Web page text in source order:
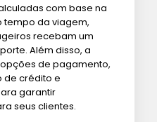
com base na
tempo da viagem,
recebam um
Além disso, a
de pagamento,
de crédito e
garantir
seus clientes.